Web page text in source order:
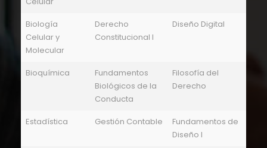
Biología
Celular y
Molecular
Derecho
Constitucional I
Diseño Digital
Bioquímica
Fundamentos
Biológicos de la
Conducta
Filosofía del
Derecho
Estadística Gestión Contable
Fundamentos de
Diseño I